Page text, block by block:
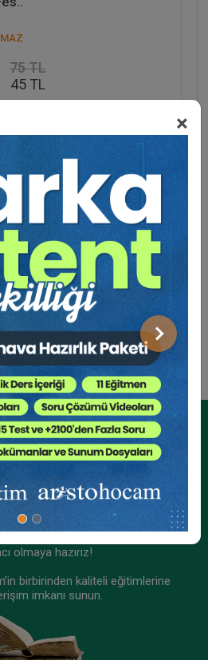
×
Sonraki
75 TL
45 TL
Üyelikler İçin
Teklif Alın
olmaya hazırız!
birbirinden kaliteli eğitimlerine
imkanı sunun.